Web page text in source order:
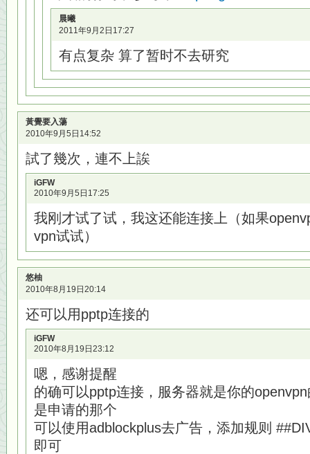
晨曦
2011年9月2日17:27
有点复杂 算了暂时不去研究
黃覺要入蕩
2010年9月5日14:52
試了幾次，連不上誒
iGFW
2010年9月5日17:25
我刚才试了试，我这还能连接上（如果
vpn试试）
悠柚
2010年8月19日20:14
还可以用pptp连接的
iGFW
2010年8月19日23:12
嗯，感谢提醒
的确可以pptp连接，服务器就是你的
是申请的那个
可以使用adblockplus去广告，添加规则
即可